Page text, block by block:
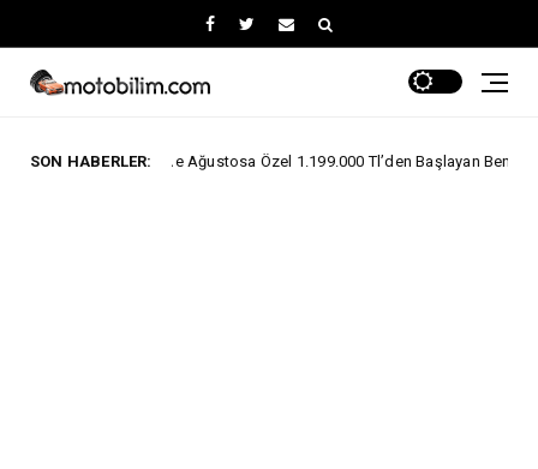
SON HABERLER:
Ağustosa Özel 1.199.000 Tl’den Başlayan Benzersiz Fiyatlar